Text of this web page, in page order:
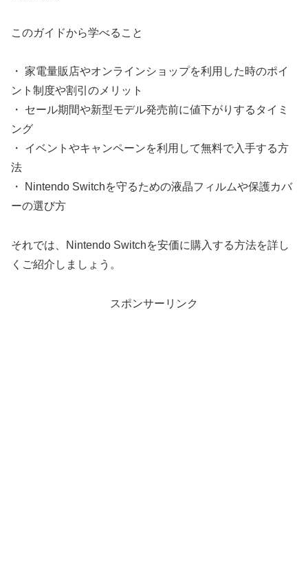
このガイドから学べること
・ 家電量販店やオンラインショップを利用した時のポイ
ント制度や割引のメリット
・ セール期間や新型モデル発売前に値下がりするタイミ
ング
・ イベントやキャンペーンを利用して無料で入手する方
法
・ Nintendo Switchを守るための液晶フィルムや保護カバ
ーの選び方
それでは、Nintendo Switchを安価に購入する方法を詳し
くご紹介しましょう。
スポンサーリンク